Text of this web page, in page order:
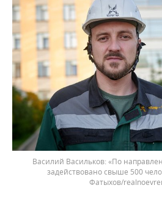
Василий Васильков: «По
задействовано свыше 500
Фатыхов/